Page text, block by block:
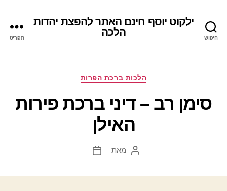
חיפוש
ילקוט יוסף חינם האתר להפצת יהדות
הלכה
תפריט
קטגוריות
הלכות ברכת הפרות
סימן רב – דיני ברכת פירות
האילן
המחבר
מאת
תאריך